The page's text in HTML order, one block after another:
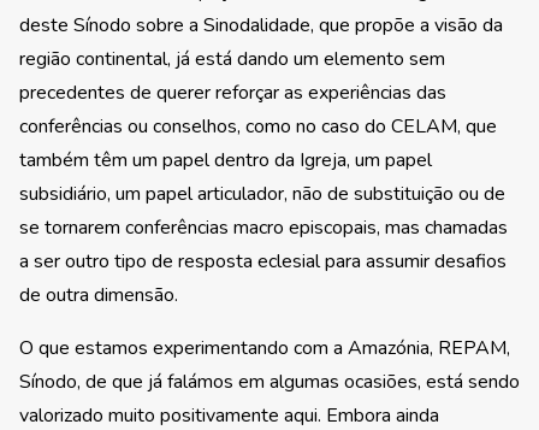
deste Sínodo sobre a Sinodalidade, que propõe a visão da
região continental, já está dando um elemento sem
precedentes de querer reforçar as experiências das
conferências ou conselhos, como no caso do CELAM, que
também têm um papel dentro da Igreja, um papel
subsidiário, um papel articulador, não de substituição ou de
se tornarem conferências macro episcopais, mas chamadas
a ser outro tipo de resposta eclesial para assumir desafios
de outra dimensão.
O que estamos experimentando com a Amazónia, REPAM,
Sínodo, de que já falámos em algumas ocasiões, está sendo
valorizado muito positivamente aqui. Embora ainda